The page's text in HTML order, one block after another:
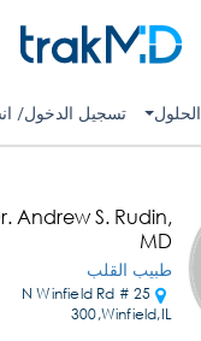
الحلول تسجيل الدخول/
Andrew S. Rudin,
MD
طبيب القلب
25 N Winfield Rd #
300,Winfield,IL